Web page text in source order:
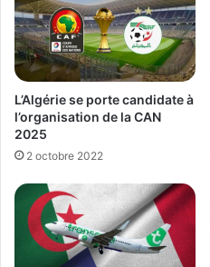
L’Algérie se porte candidate à
l’organisation de la CAN
2025
2 octobre 2022